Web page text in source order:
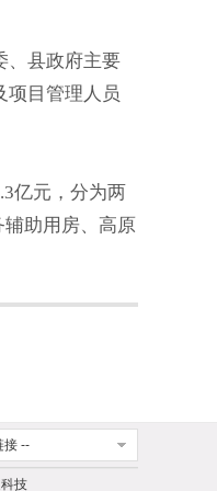
、县政府主要
项目管理人员
亿元，分为两
助用房、高原
接 --
技